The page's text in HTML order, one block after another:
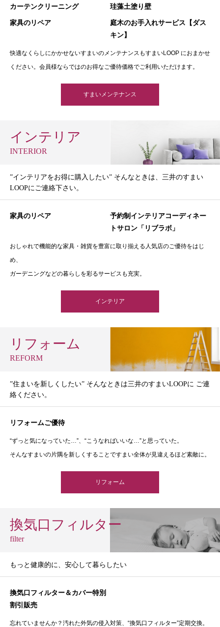
カーテンクリーニング 珪藻土塗り壁
家具のリペア
庭木のお手入れサービス【ダス
キン】
快適なくらしにかかせないすまいのメンテナンスもすまいLOOP におまかせ
ください。会員様ならではのお得なご優待価格でご利用いただけます。
すまいメンテナンス
インテリア
INTERIOR
”インテリアをお得に購入したい” そんなときは、三井のすまい
LOOPにご連絡下さい。
家具のリペア
予約制インテリアコーディネー
トサロン「リブラボ」
おしゃれで機能的な家具・雑貨を豊富に取り揃える人気店のご優待をはじ
め、
ガーデニングなどの暮らしを彩るサービスも充実。
インテリア
リフォーム
REFORM
”住まいを新しくしたい” そんなときは三井のすまいLOOPに ご連
絡ください。
リフォームご優待
“ずっと気になっていた…”、“こうなればいいな…”と思っていた。
そんなすまいの片隅を新しくすることですまい全体が見違えるほど素敵に。
リフォーム
換気口フィルター
filter
もっと健康的に、安心して暮らしたい
換気口フィルター＆カバー特別
割引販売
忘れていませんか？汚れた外気の侵入対策、“換気口フィルター”定期交換。